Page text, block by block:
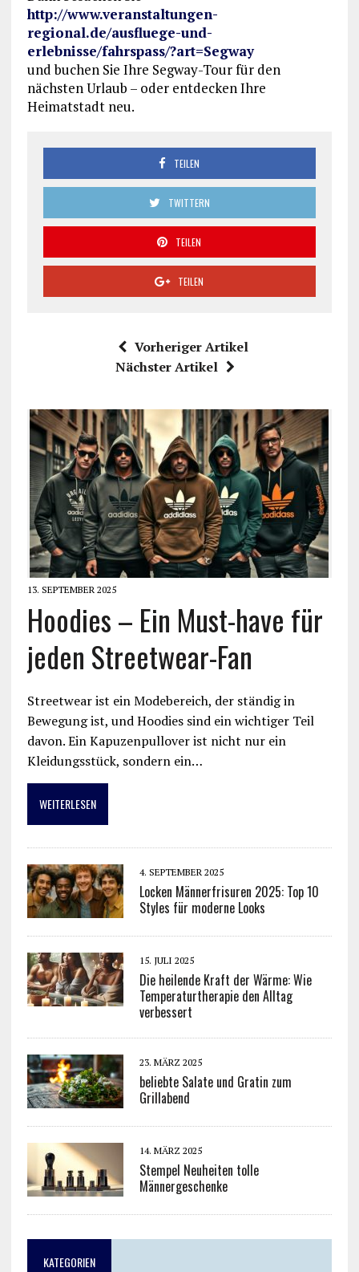
http://www.veranstaltungen-
regional.de/ausfluege-und-
erlebnisse/fahrspass/?art=Segway
und buchen Sie Ihre Segway-Tour für den
nächsten Urlaub – oder entdecken Ihre
Heimatstadt neu.
TEILEN
TWITTERN
TEILEN
TEILEN
Vorheriger Artikel
Nächster Artikel
13. SEPTEMBER 2025
Hoodies – Ein Must-have für
jeden Streetwear-Fan
Streetwear ist ein Modebereich, der ständig in
Bewegung ist, und Hoodies sind ein wichtiger Teil
davon. Ein Kapuzenpullover ist nicht nur ein
Kleidungsstück, sondern ein…
WEITERLESEN
4. SEPTEMBER 2025
Locken Männerfrisuren 2025: Top 10
Styles für moderne Looks
15. JULI 2025
Die heilende Kraft der Wärme: Wie
Temperaturtherapie den Alltag
verbessert
23. MÄRZ 2025
beliebte Salate und Gratin zum
Grillabend
14. MÄRZ 2025
Stempel Neuheiten tolle
Männergeschenke
KATEGORIEN